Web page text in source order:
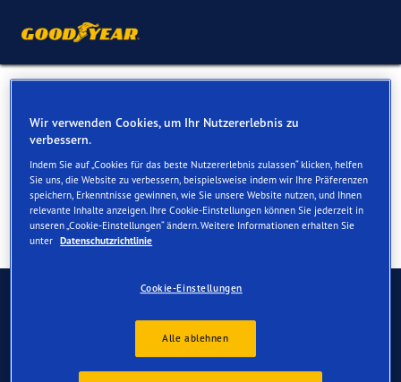
Type
Kontaktieren Sie uns
Wir verwenden Cookies, um Ihr Nutzererlebnis zu
verbessern.
Indem Sie auf „Cookies für das beste Nutzererlebnis zulassen“ klicken, helfen
Sie uns, die Website zu verbessern, beispielsweise indem wir Ihre Präferenzen
speichern, Erkenntnisse gewinnen, wie Sie unsere Website nutzen, und Ihnen
relevante Inhalte anzeigen. Ihre Cookie-Einstellungen können Sie jederzeit in
unseren „Cookie-Einstellungen“ ändern. Weitere Informationen erhalten Sie
unter Datenschutzrichtlinie
Cookie-Einstellungen
Alle ablehnen